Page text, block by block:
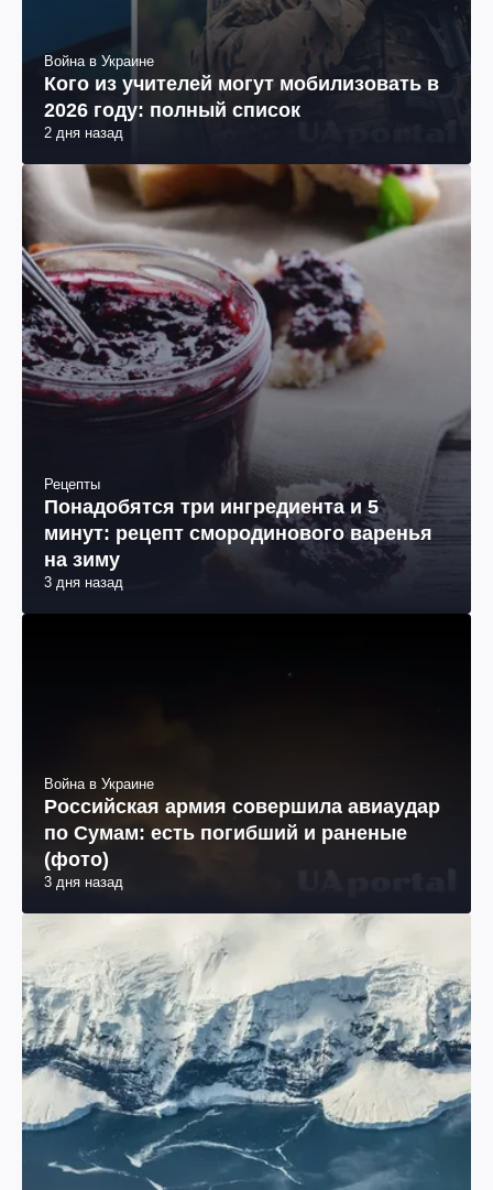
Война в Украине
Кого из учителей могут мобилизовать в
2026 году: полный список
2 дня назад
Рецепты
Понадобятся три ингредиента и 5
минут: рецепт смородинового варенья
на зиму
3 дня назад
Война в Украине
Российская армия совершила авиаудар
по Сумам: есть погибший и раненые
(фото)
3 дня назад